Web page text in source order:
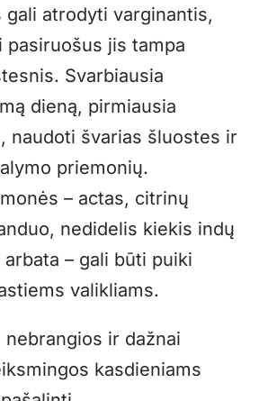
gali atrodyti varginantis,
pasiruošus jis tampa
Svarbiausia
dieną, pirmiausia
naudoti švarias šluostes ir
priemonių.
– actas, citrinų
nedidelis kiekis indų
– gali būti puiki
valikliams.
ir dažnai
kasdieniams